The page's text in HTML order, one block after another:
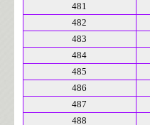
481
482
483
484
485
486
487
488